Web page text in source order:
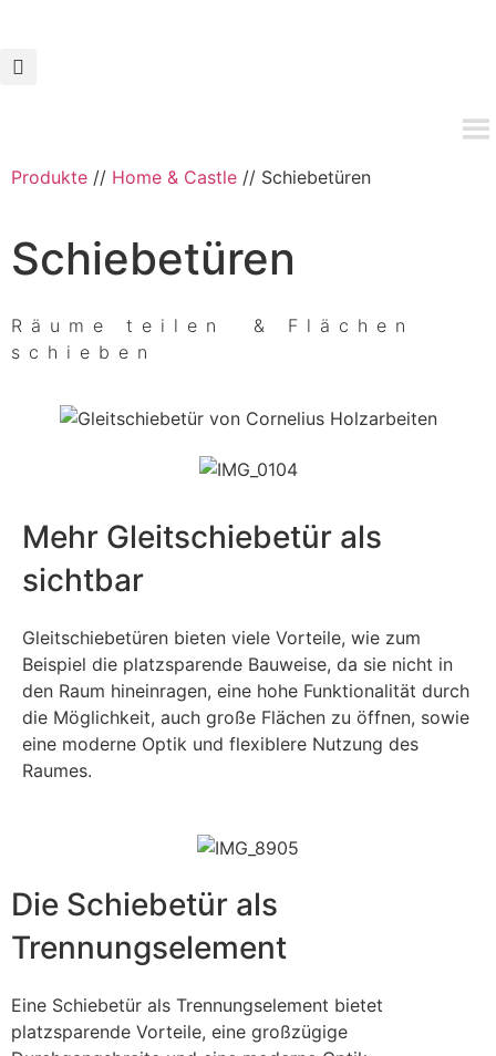
Produkte // Home & Castle // Schiebetüren
Schiebetüren
Räume teilen & Flächen
schieben
Mehr Gleitschiebetür als
sichtbar
Gleitschiebetüren bieten viele Vorteile, wie zum
Beispiel die platzsparende Bauweise, da sie nicht in
den Raum hineinragen, eine hohe Funktionalität durch
die Möglichkeit, auch große Flächen zu öffnen, sowie
eine moderne Optik und flexiblere Nutzung des
Raumes.
Die Schiebetür als
Trennungselement
Eine Schiebetür als Trennungselement bietet
platzsparende Vorteile, eine großzügige